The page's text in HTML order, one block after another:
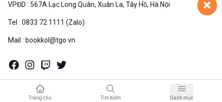
Trang chủ Tìm kiếm Danh mục
VPĐD : 567A Lạc Long Quân, Xuân La, Tây Hồ, Hà Nội
Tel : 0833 72 1111 (Zalo)
Mail : bookkol@tgo.vn